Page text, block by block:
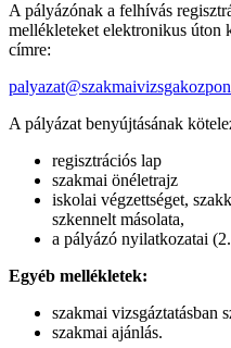
A pályázónak a felhívás
mellékleteket elektronikus úton
címre:
A pályázat benyújtásának
regisztrációs lap
szakmai önéletrajz
iskolai végzettséget,
szkennelt másolata,
a pályázó nyilatkozatai
Egyéb mellékletek:
szakmai vizsgáztatásban
szakmai ajánlás.